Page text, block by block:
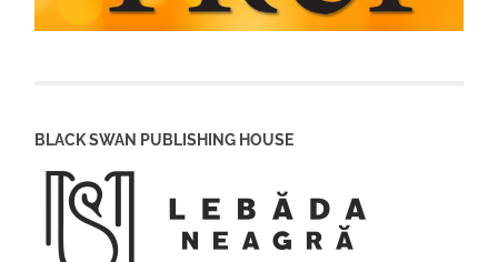
BLACK SWAN PUBLISHING HOUSE